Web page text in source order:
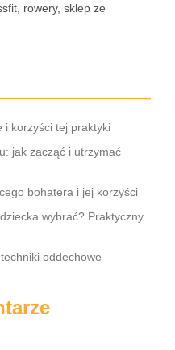
rowery, sklep ze
i korzyści tej praktyki
jak zacząć i utrzymać
bohatera i jej korzyści
wybrać? Praktyczny
oddechowe